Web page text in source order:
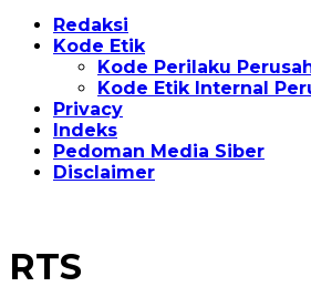
Redaksi
Kode Etik
Kode Perilaku
Kode Etik Internal
Privacy
Indeks
Pedoman Media Siber
Disclaimer
RTS